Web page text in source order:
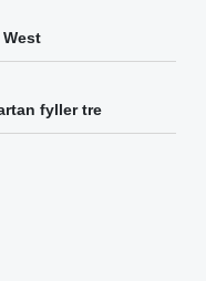
fyller tre